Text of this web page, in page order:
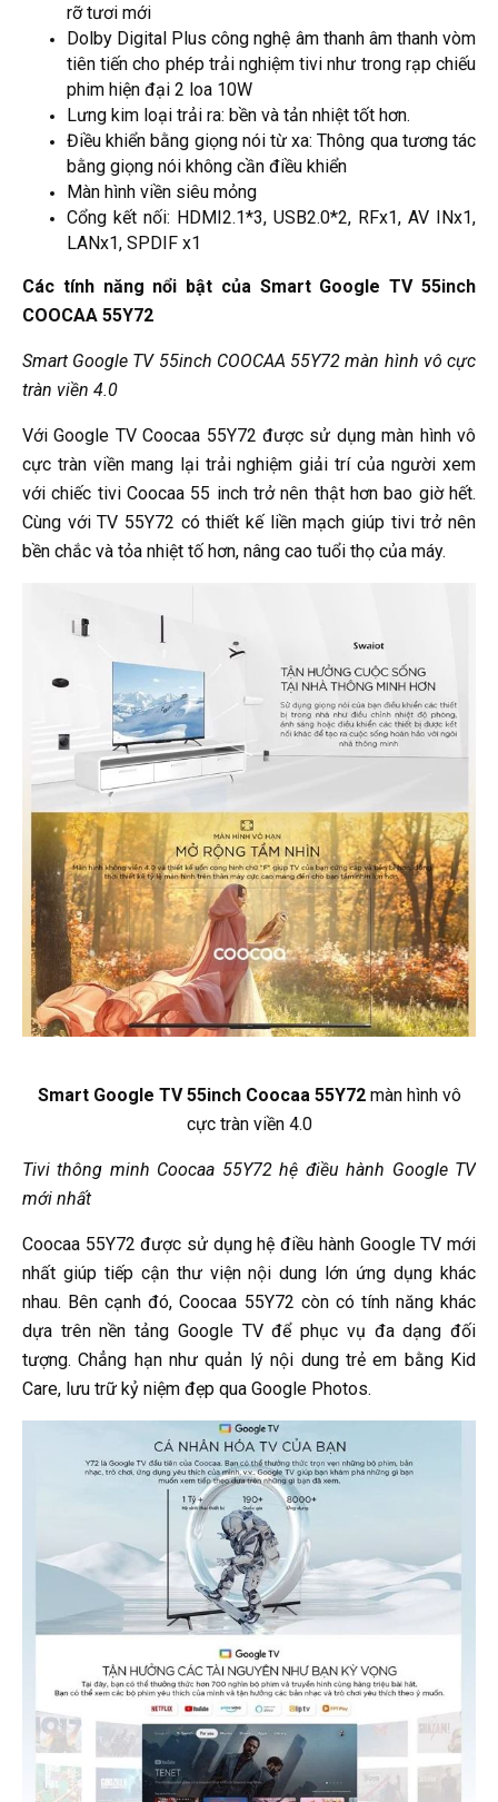
rỡ tươi mới
Dolby Digital Plus công nghệ âm thanh âm thanh vòm
tiên tiến cho phép trải nghiệm tivi như trong rạp chiếu
phim hiện đại 2 loa 10W
Lưng kim loại trải ra: bền và tản nhiệt tốt hơn.
Điều khiển bằng giọng nói từ xa: Thông qua tương tác
bằng giọng nói không cần điều khiển
Màn hình viền siêu mỏng
Cổng kết nối: HDMI2.1*3, USB2.0*2, RFx1, AV INx1,
LANx1, SPDIF x1
Các tính năng nổi bật của Smart Google TV 55inch
COOCAA 55Y72
Smart Google TV 55inch COOCAA 55Y72 màn hình vô cực
tràn viền 4.0
Với Google TV Coocaa 55Y72 được sử dụng màn hình vô
cực tràn viền mang lại trải nghiệm giải trí của người xem
với chiếc tivi Coocaa 55 inch trở nên thật hơn bao giờ hết.
Cùng với TV 55Y72 có thiết kế liền mạch giúp tivi trở nên
bền chắc và tỏa nhiệt tố hơn, nâng cao tuổi thọ của máy.
Smart Google TV 55inch Coocaa 55Y72màn hình vô
cực tràn viền 4.0
Tivi thông minh Coocaa 55Y72 hệ điều hành Google TV
mới nhất
Coocaa 55Y72 được sử dụng hệ điều hành Google TV mới
nhất giúp tiếp cận thư viện nội dung lớn ứng dụng khác
nhau. Bên cạnh đó, Coocaa 55Y72 còn có tính năng khác
dựa trên nền tảng Google TV để phục vụ đa dạng đối
tượng. Chẳng hạn như quản lý nội dung trẻ em bằng Kid
Care, lưu trữ kỷ niệm đẹp qua Google Photos.